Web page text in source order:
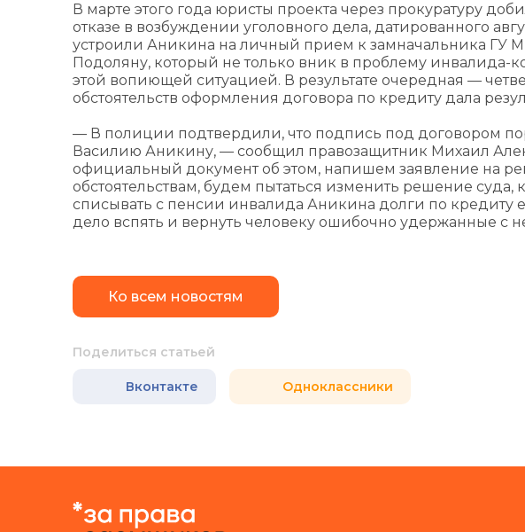
В марте этого года юристы проекта через прокуратуру
отказе в возбуждении уголовного дела, датированного
устроили Аникина на личный прием к замначальника ГУ
Подоляну, который не только вник в проблему инвалида-
этой вопиющей ситуацией. В результате очередная —
обстоятельств оформления договора по кредиту дала
— В полиции подтвердили, что подпись под договором
Василию Аникину, — сообщил правозащитник Михаил
официальный документ об этом, напишем заявление на
обстоятельствам, будем пытаться изменить решение
списывать с пенсии инвалида Аникина долги по кредиту
дело вспять и вернуть человеку ошибочно удержанные с
Ко всем новостям
Поделиться статьей
Вконтакте Одноклассники